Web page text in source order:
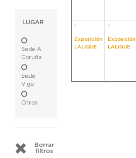
LUGAR
Sede A
Coruña
Sede
Vigo
Otros
Borrar
filtros
Exposición
LALIQUE
2
Exposición
LALIQUE